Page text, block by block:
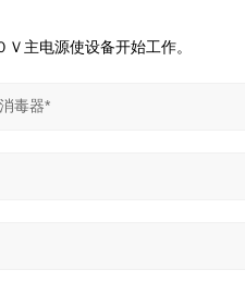
主电源使设备开始工作。